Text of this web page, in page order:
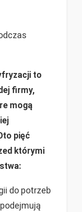
to
firmy,
mogą
pięć
którymi
do potrzeb